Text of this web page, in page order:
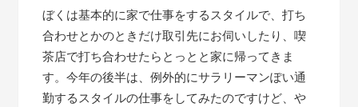
ぼくは基本的に家で仕事をするスタイルで、打ち
合わせとかのときだけ取引先にお伺いしたり、喫
茶店で打ち合わせたらとっとと家に帰ってきま
す。今年の後半は、例外的にサラリーマンぽい通
勤するスタイルの仕事をしてみたのですけど、や